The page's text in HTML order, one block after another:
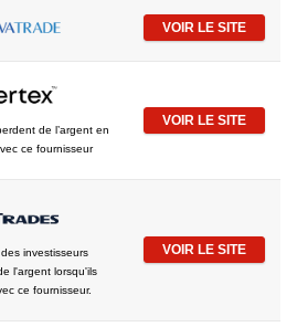
VOIR LE SITE
de l’argent en
ce fournisseur
VOIR LE SITE
investisseurs
l'argent lorsqu'ils
ce fournisseur.
VOIR LE SITE